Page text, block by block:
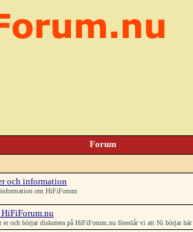
Forum
och information
information om HiFiForum
er och börjar diskutera på HiFiForum.nu föreslår vi att Ni börjar